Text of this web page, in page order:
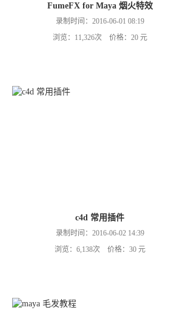
FumeFX for Maya 烟火特效
录制时间：2016-06-01 08:19
浏览：11,326次 价格：20 元
c4d 常用插件
录制时间：2016-06-02 14:39
浏览：6,138次 价格：30 元